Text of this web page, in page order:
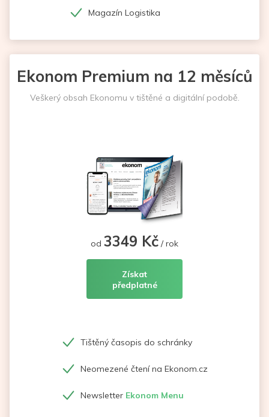
Magazín Logistika
Ekonom Premium na 12 měsíců
Veškerý obsah Ekonomu v tištěné a digitální podobě.
od 3349 Kč / rok
Získat
předplatné
Tištěný časopis do schránky
Neomezené čtení na Ekonom.cz
Newsletter Ekonom Menu